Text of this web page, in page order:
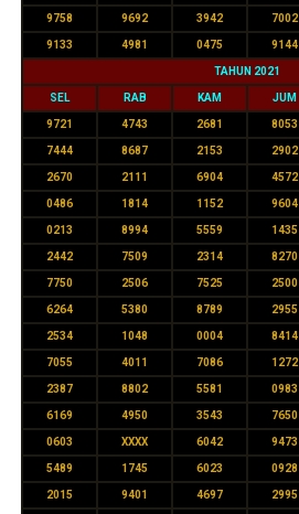
9758 9692 3942 7002
9133 4981 0475 9144
TAHUN 2021
SEL RAB KAM JUM
9721 4743 2681 8053
7444 8687 2153 2902
2670 2111 6904 4572
0486 1814 1152 9604
0213 8994 5559 1435
2442 7509 2314 8270
7750 2506 7525 2500
6264 5380 8789 2955
2534 1048 0004 8414
7055 4011 7086 1272
2387 8802 5581 0983
6169 4950 3543 7650
0603 XXXX 6042 9473
5489 1745 6023 0928
2015 9401 4697 2995